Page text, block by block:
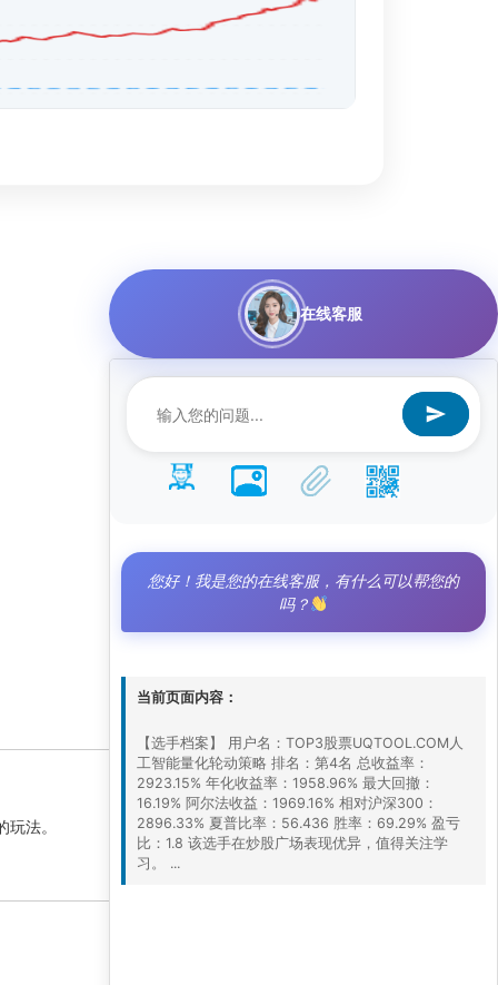
5 6 月, 2026 1:01 上午
法。
在线客服
您好！我是您的在线客服，有什么可以帮您的
吗？
当前页面内容：
【选手档案】 用户名：TOP3股票UQTOOL.COM人
工智能量化轮动策略 排名：第4名 总收益率：
2923.15% 年化收益率：1958.96% 最大回撤：
16.19% 阿尔法收益：1969.16% 相对沪深300：
2896.33% 夏普比率：56.436 胜率：69.29% 盈亏
比：1.8 该选手在炒股广场表现优异，值得关注学
习。 ...